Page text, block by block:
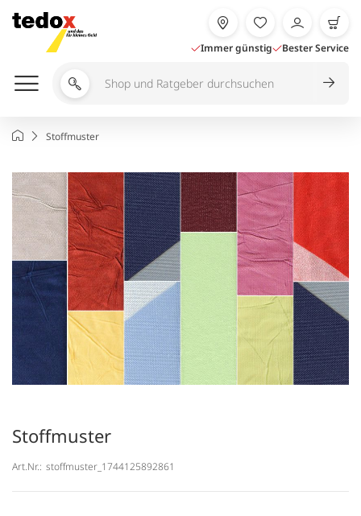
Inhalt
springen
Immer günstig Bester Service
Shop
Ratgeber
StartseiteStoffmuster
Stoffmuster
Art.Nr.: stoffmuster_1744125892861